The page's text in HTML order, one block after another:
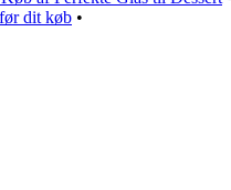
dit køb •